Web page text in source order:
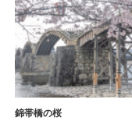
錦帯橋の桜